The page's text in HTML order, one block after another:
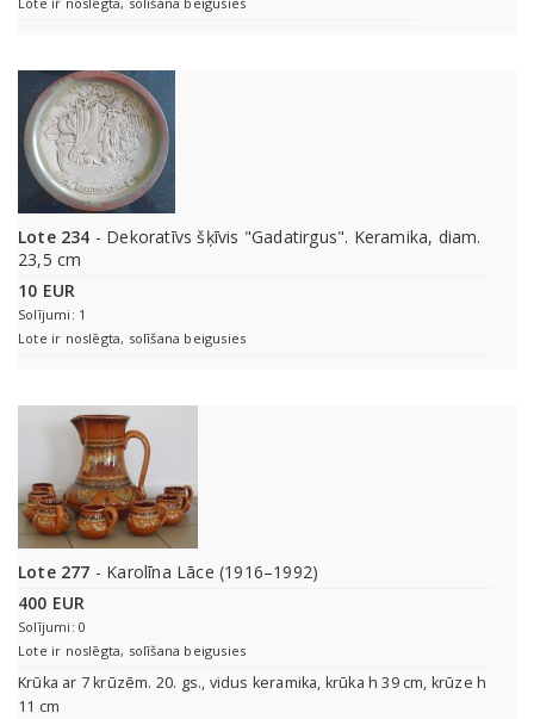
Lote 234 - Dekoratīvs šķīvis "Gadatirgus". Keramika, diam.
23,5 cm
10 EUR
Solījumi: 1
Lote ir noslēgta, solīšana beigusies
Lote 277 - Karolīna Lāce (1916–1992)
400 EUR
Solījumi: 0
Lote ir noslēgta, solīšana beigusies
Krūka ar 7 krūzēm. 20. gs., vidus keramika, krūka h 39 cm, krūze h
11 cm